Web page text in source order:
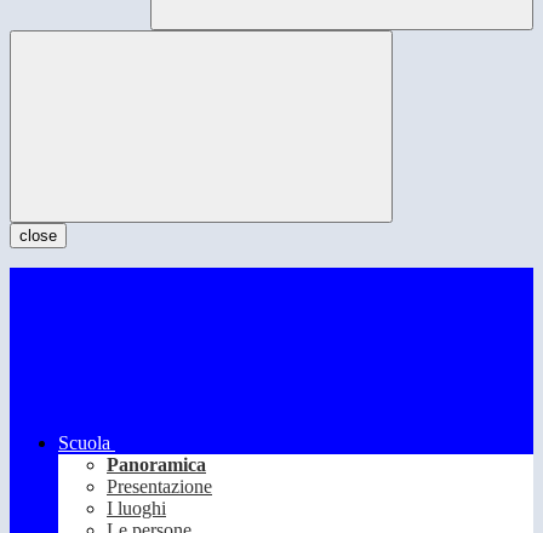
close
Scuola
Panoramica
Presentazione
I luoghi